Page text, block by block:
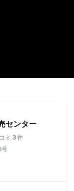
センター
ミ 3 件
号